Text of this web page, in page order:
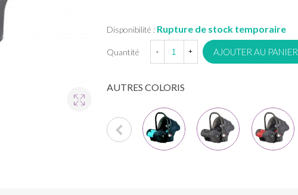
Disponibilité : Rupture de stock temporaire
Quantité - + AJOUTER AU PANIER
AUTRES COLORIS